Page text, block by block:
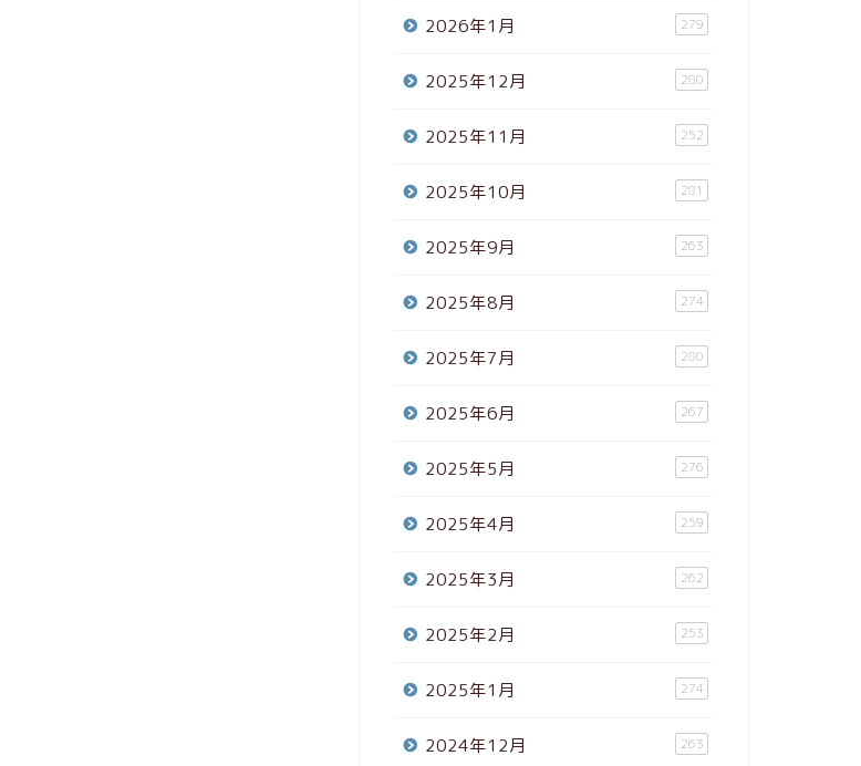
2026年1月 279
2025年12月 280
2025年11月 252
2025年10月 281
2025年9月 263
2025年8月 274
2025年7月 280
2025年6月 267
2025年5月 276
2025年4月 259
2025年3月 262
2025年2月 253
2025年1月 274
2024年12月 263